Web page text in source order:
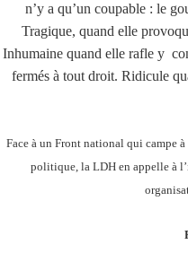
n’y a qu’un coupable : le
Tragique, quand elle
Inhumaine quand elle rafle y
fermés à tout droit. Ridicule
Face à un Front national qui campe
politique, la LDH en appelle à